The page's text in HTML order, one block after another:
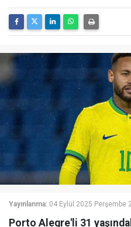
Yayınlanma: 04 Eylül 2025 Perşembe
Porto Alegre'li 31